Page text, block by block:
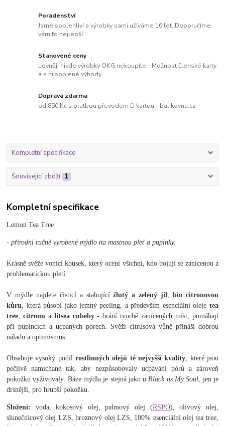
Poradenství
Jsme spolehliví a výrobky sami užíváme 16 let. Doporučíme
vám to nejlepší.
Stanovené ceny
Levněji nikde výrobky OKG nekoupíte - Možnost členské karty
a s ní spojené výhody.
Doprava zdarma
od 850 Kč s platbou převodem či kartou - balikovna.cz
Kompletní specifikace
Související zboží 1
Kompletní specifikace
Lemon Tea Tree
- přírodní ručně vyrobené mýdlo na mastnou pleť a pupínky.
Krásně svěže vonící kousek, který ocení všichni, kdo bojují se zanícenou a
problematickou pletí.
V mýdle najdete čisticí a stahujícížlutý a zelený jíl
bio citronovou
kůru , která působí jako jemný peeling, a především esenciální oleje tea
tree
citronu a litsea cubeby -brání tvorbě zanícených míst, pomáhají
při pupíncích a ucpaných pórech. Svěží citrusová vůně přináší dobrou
náladu a optimismus.
Obsahuje vysoký podílrostlinných olejů té nejvyšší kvality , které jsou
pečlivě namíchané tak, aby nezpůsobovaly ucpávání pórů a zároveň
pokožku vyživovaly. Báze mýdla je stejná jako u Black as My Soul , jen je
drsnější, pro hrubší pokožku.
Složení: voda, kokosový olej, palmový olej (RSPO), olivový olej,
slunečnicový olej LZS, hroznový olej LZS, 100% esenciální olej tea tree,